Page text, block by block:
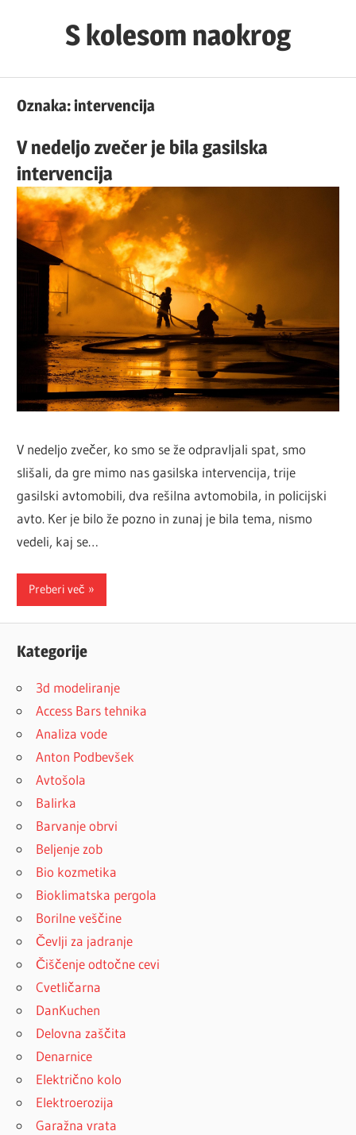
S kolesom naokrog
Oznaka:intervencija
V nedeljo zvečer je bila gasilska
intervencija
V nedeljo zvečer, ko smo se že odpravljali spat, smo
slišali, da gre mimo nas gasilska intervencija, trije
gasilski avtomobili, dva rešilna avtomobila, in policijski
avto. Ker je bilo že pozno in zunaj je bila tema, nismo
vedeli, kaj se…
Preberi več
Kategorije
3d modeliranje
Access Bars tehnika
Analiza vode
Anton Podbevšek
Avtošola
Balirka
Barvanje obrvi
Beljenje zob
Bio kozmetika
Bioklimatska pergola
Borilne veščine
Čevlji za jadranje
Čiščenje odtočne cevi
Cvetličarna
DanKuchen
Delovna zaščita
Denarnice
Električno kolo
Elektroerozija
Garažna vrata